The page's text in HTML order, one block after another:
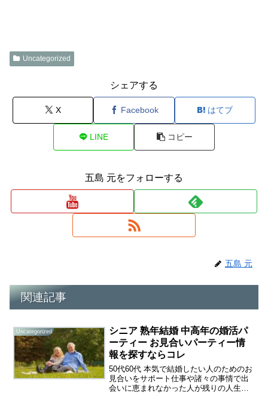
Uncategorized
シェアする
X Facebook はてブ
LINE コピー
五島 元をフォローする
五島 元
関連記事
Uncategorized
シニア 熟年結婚 中高年の婚活パ
ーティー お見合いパーティー情
報を探すならコレ
50代60代 本気で結婚したい人のためのお
見合いをサポート仕事や諸々の事情で出
会いに恵まれなかった人が残りの人生を